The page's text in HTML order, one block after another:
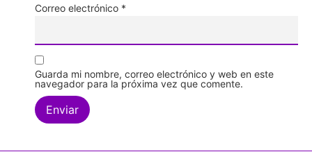
Correo electrónico *
Guarda mi nombre, correo electrónico y web en este
navegador para la próxima vez que comente.